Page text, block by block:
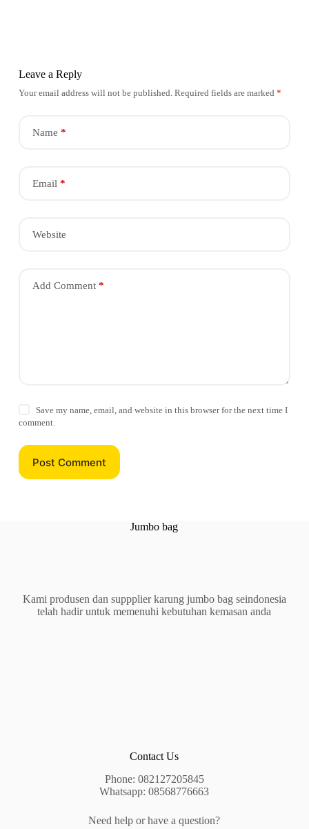
Leave a Reply
Your email address will not be published. Required fields are marked *
Name *
Email *
Website
Add Comment*
Save my name, email, and website in this browser for the next time I
comment.
Post Comment
Jumbo bag
Kami produsen dan suppplier karung jumbo bag seindonesia
telah hadir untuk memenuhi kebutuhan kemasan anda
Contact Us
Phone: 082127205845
Whatsapp: 08568776663
Need help or have a question?